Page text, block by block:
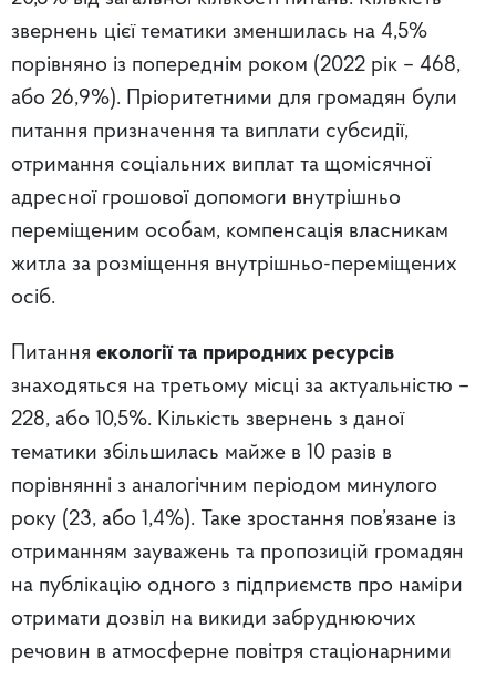
звернень цієї тематики зменшилась на 4,5%
порівняно із попереднім роком (2022 рік – 468,
або 26,9%). Пріоритетними для громадян були
питання призначення та виплати субсидії,
отримання соціальних виплат та щомісячної
адресної грошової допомоги внутрішньо
переміщеним особам, компенсація власникам
житла за розміщення внутрішньо-переміщених
осіб.
Питання екології та природних ресурсів
знаходяться на третьому місці за актуальністю –
228, або 10,5%. Кількість звернень з даної
тематики збільшилась майже в 10 разів в
порівнянні з аналогічним періодом минулого
року (23, або 1,4%). Таке зростання пов’язане із
отриманням зауважень та пропозицій громадян
на публікацію одного з підприємств про наміри
отримати дозвіл на викиди забруднюючих
речовин в атмосферне повітря стаціонарними